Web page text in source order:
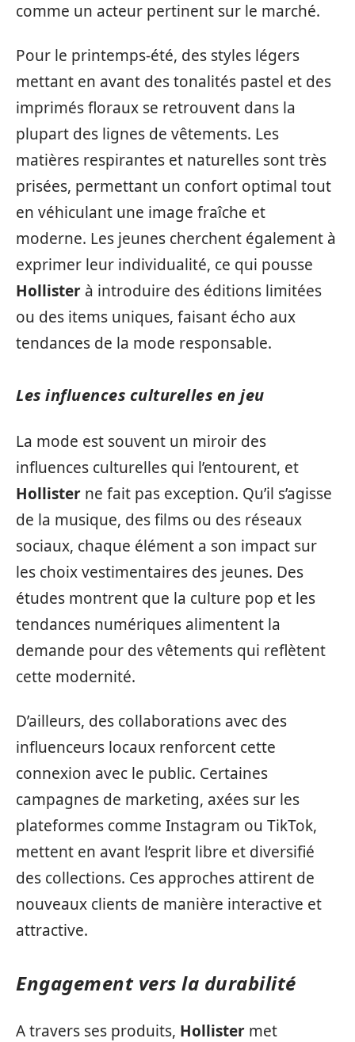
comme un acteur pertinent sur le marché.
Pour le printemps-été, des styles légers
mettant en avant des tonalités pastel et des
imprimés floraux se retrouvent dans la
plupart des lignes de vêtements. Les
matières respirantes et naturelles sont très
prisées, permettant un confort optimal tout
en véhiculant une image fraîche et
moderne. Les jeunes cherchent également à
exprimer leur individualité, ce qui pousse
Hollister à introduire des éditions limitées
ou des items uniques, faisant écho aux
tendances de la mode responsable.
Les influences culturelles en jeu
La mode est souvent un miroir des
influences culturelles qui l’entourent, et
Hollister ne fait pas exception. Qu’il s’agisse
de la musique, des films ou des réseaux
sociaux, chaque élément a son impact sur
les choix vestimentaires des jeunes. Des
études montrent que la culture pop et les
tendances numériques alimentent la
demande pour des vêtements qui reflètent
cette modernité.
D’ailleurs, des collaborations avec des
influenceurs locaux renforcent cette
connexion avec le public. Certaines
campagnes de marketing, axées sur les
plateformes comme Instagram ou TikTok,
mettent en avant l’esprit libre et diversifié
des collections. Ces approches attirent de
nouveaux clients de manière interactive et
attractive.
Engagement vers la durabilité
A travers ses produits, Hollister met